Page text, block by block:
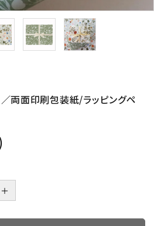
両面印刷包装紙/ラッピングペ
＋